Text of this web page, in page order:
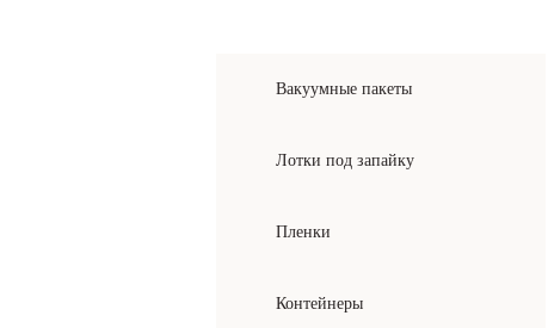
Вакуумные пакеты
Лотки под запайку
Пленки
Контейнеры